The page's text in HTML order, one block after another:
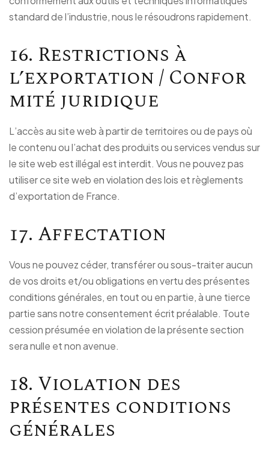
standard de l’industrie, nous le résoudrons rapidement.
16. Restrictions à
l’exportation / Confor
mité juridique
L’accès au site web à partir de territoires ou de pays où
le contenu ou l’achat des produits ou services vendus sur
le site web est illégal est interdit. Vous ne pouvez pas
utiliser ce site web en violation des lois et règlements
d’exportation de France.
17. Affectation
Vous ne pouvez céder, transférer ou sous-traiter aucun
de vos droits et/ou obligations en vertu des présentes
conditions générales, en tout ou en partie, à une tierce
partie sans notre consentement écrit préalable. Toute
cession présumée en violation de la présente section
sera nulle et non avenue.
18. Violation des
présentes conditions
générales